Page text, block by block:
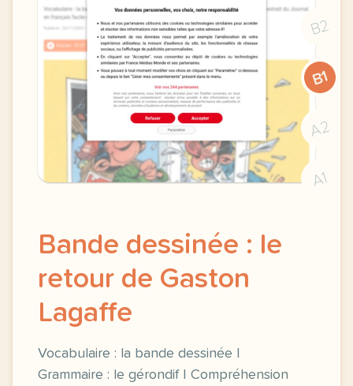
B2
B1
A2
A1
Bande dessinée : le
retour de Gaston
Lagaffe
Vocabulaire : la bande dessinée |
Grammaire : le gérondif | Compréhension